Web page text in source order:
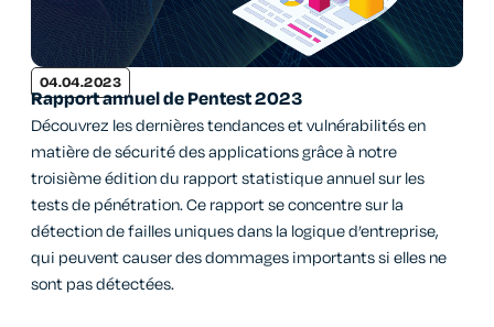
04.04.2023
Rapport annuel de Pentest 2023
Découvrez les dernières tendances et vulnérabilités en
matière de sécurité des applications grâce à notre
troisième édition du rapport statistique annuel sur les
tests de pénétration. Ce rapport se concentre sur la
détection de failles uniques dans la logique d’entreprise,
qui peuvent causer des dommages importants si elles ne
sont pas détectées.